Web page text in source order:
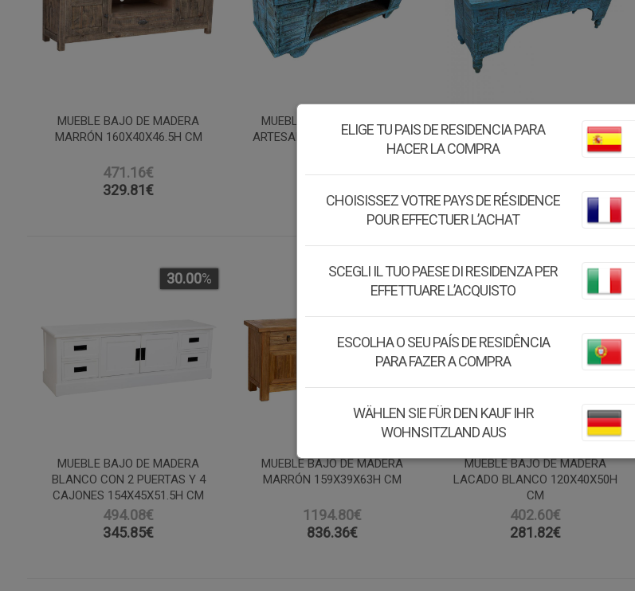
MUEBLE BAJO DE MADERA
MARRÓN 160X40X46.5H CM
471.16€
329.81€
MUEBLE BAJO DE MADERA
ARTESANAL 165-175X45X57H
609.51€
MUEBLE BAJO DE MADERA
ARTESANAL 165-175X45X57H
609.51€
MUEBLE BAJO DE MADERA
BLANCO CON 2 PUERTAS Y 4
CAJONES 154X45X51.5H CM
494.08€
30.00%
345.85€
MUEBLE BAJO DE MADERA
MARRÓN 159X39X63H CM
1194.80€
30.00%
836.36€
MUEBLE BAJO DE MADERA
LACADO BLANCO 120X40X50H
CM
402.60€
30.00 %
281.82€
ELIGE TU PAIS DE RESIDENCIA PARA
HACER LA COMPRA
CHOISISSEZ VOTRE PAYS DE RÉSIDENCE
POUR EFFECTUER L’ACHAT
SCEGLI IL TUO PAESE DI RESIDENZA PER
EFFETTUARE L’ACQUISTO
ESCOLHA O SEU PAÍS DE RESIDÊNCIA
PARA FAZER A COMPRA
WÄHLEN SIE FÜR DEN KAUF IHR
WOHNSITZLAND AUS